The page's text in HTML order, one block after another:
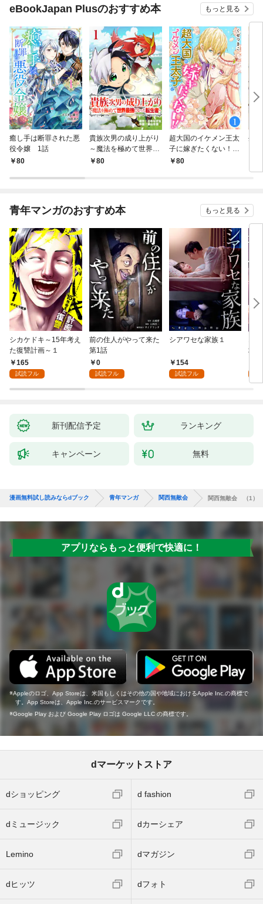
eBookJapan Plusのおすすめ本 もっと見る
癒し手は断罪された悪
役令嬢 1話
80
貴族次男の成り上がり
～魔法を極めて世界最
強になった転生者～
80
超大国のイケメン王太
子に嫁ぎたくない！！
1話
80
生
パ
青年マンガのおすすめ本 もっと見る
シカケドキ～15年考え
た復讐計画～１
165
試読フル
前の住人がやって来た
第1話
0
試読フル
シアワセな家族１
154
試読フル
地
新刊配信予定 ランキング
キャンペーン 無料
漫画無料試し読みならdブック 青年マンガ 関西無敵会 関西無敵会 （1）
アプリならもっと便利で快適に！
Appleのロゴ、App Storeは、米国もしくはその他の国や地域におけるApple Inc.の商標で
す。App Storeは、Apple Inc.のサービスマークです。
Google Play および Google Play ロゴは Google LLC の商標です。
dマーケットストア
dショッピング d fashion
dミュージック dカーシェア
Lemino dマガジン
dヒッツ dフォト